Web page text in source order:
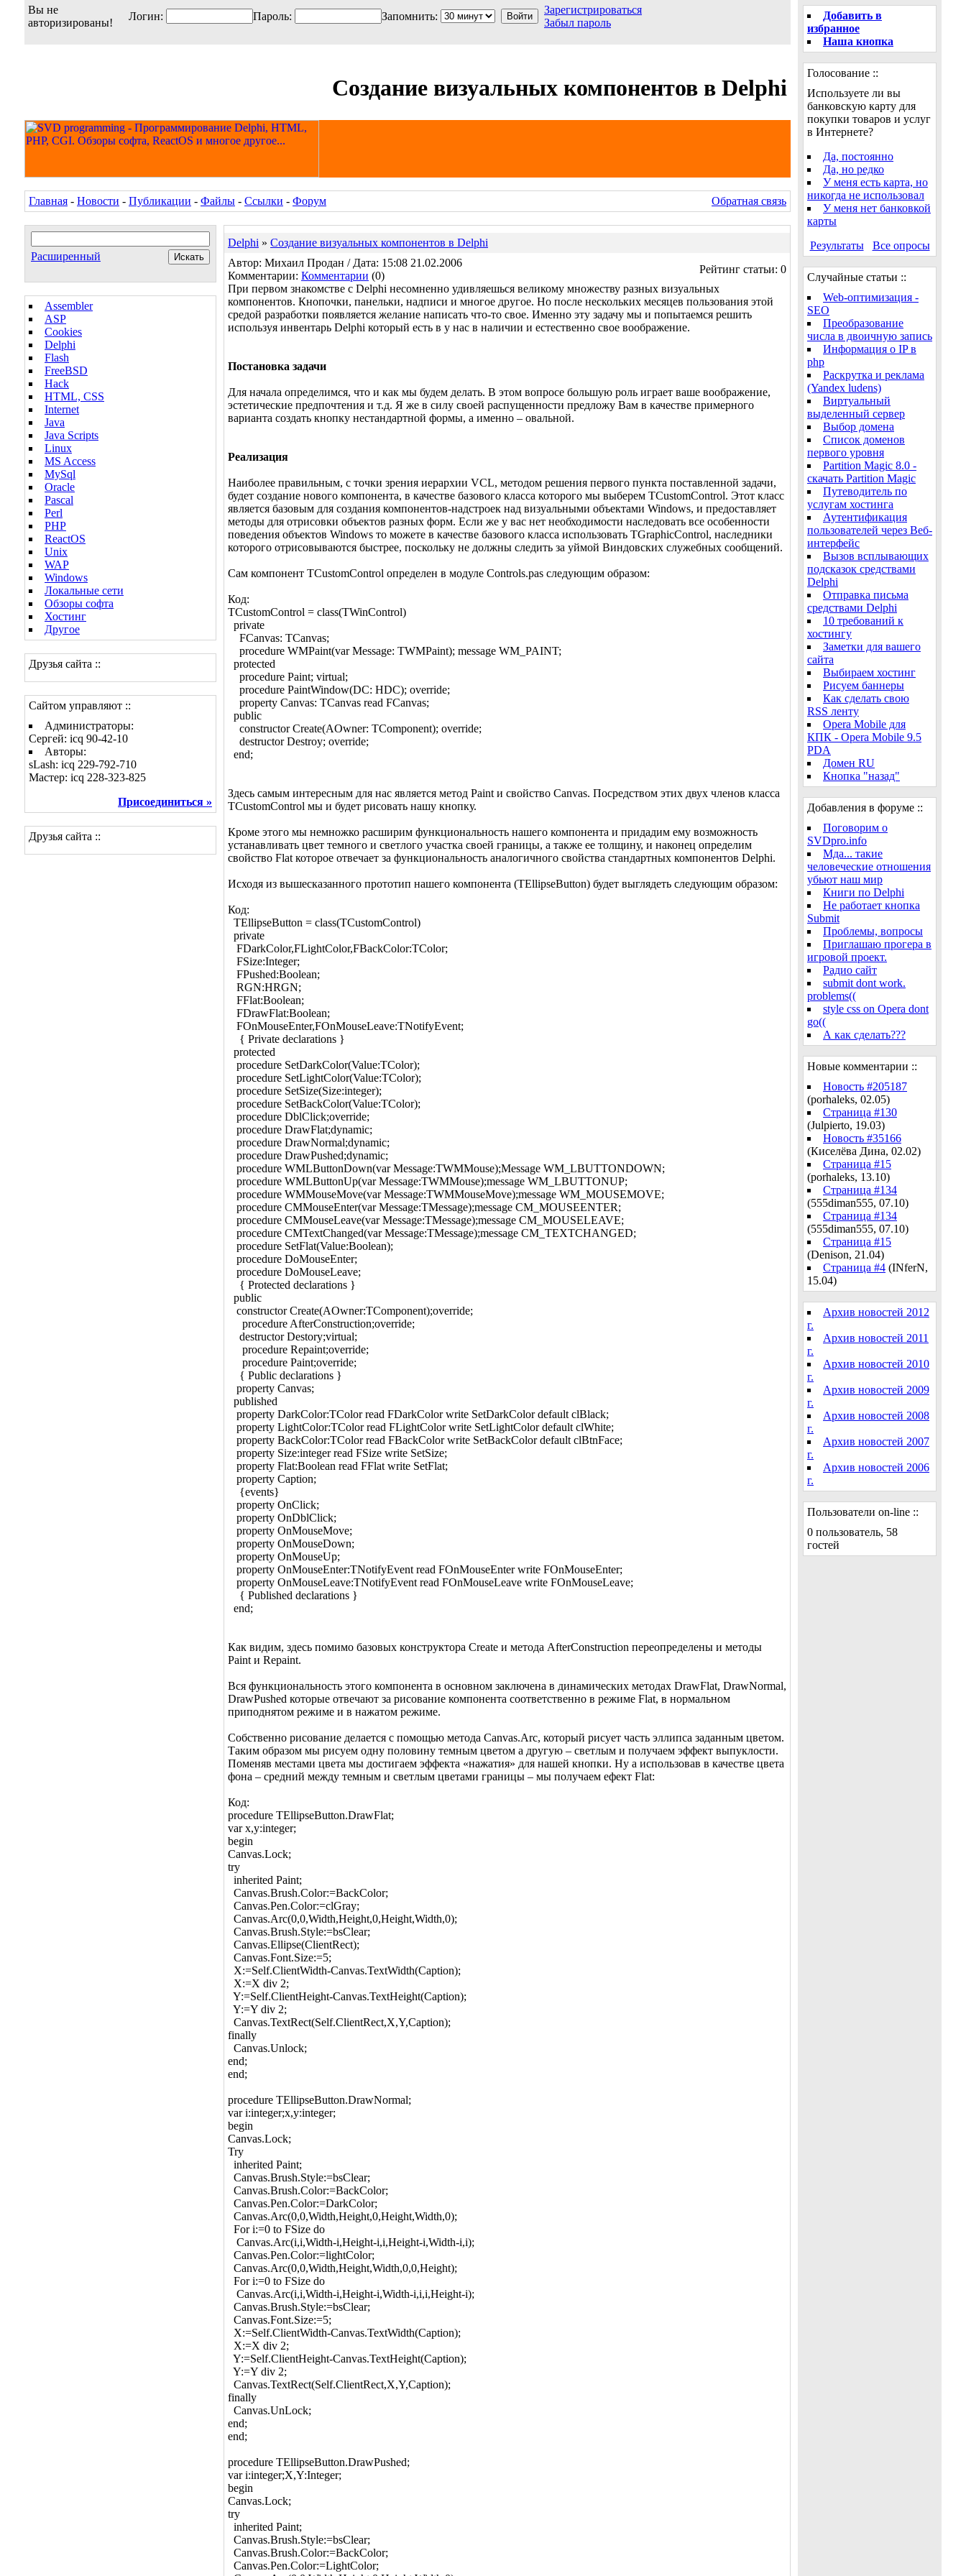
Вы не
авторизированы!
Логин: Пароль: Запомнить:
Зарегистрироваться
Забыл пароль
Создание визуальных компонентов в Delphi
Главная - Новости - Публикации - Файлы - Ссылки - Форум Обратная связь
Расширенный
Assembler
ASP
Cookies
Delphi
Flash
FreeBSD
Hack
HTML, CSS
Internet
Java
Java Scripts
Linux
MS Access
MySql
Oracle
Pascal
Perl
PHP
ReactOS
Unix
WAP
Windows
Локальные сети
Обзоры софта
Хостинг
Другое
Друзья сайта ::
Сайтом управляют ::
Администраторы:
Сергей: icq 90-42-10
Авторы:
sLash: icq 229-792-710
Мастер: icq 228-323-825
Присоединиться »
Друзья сайта ::
Delphi » Создание визуальных компонентов в Delphi
Автор: Михаил Продан / Дата: 15:08 21.02.2006
Комментарии: Комментарии (0)
Рейтинг статьи: 0
При первом знакомстве с Delphi несомненно удивляешься великому множеству разных визуальных
компонентов. Кнопочки, панельки, надписи и многое другое. Но после нескольких месяцев пользования этой
средой разработки появляется желание написать что-то свое. Именно эту задачу мы и попытаемся решить
используя инвентарь Delphi который есть в у нас в наличии и естественно свое воображение.
Постановка задачи
Для начала определимся, что и как мы будем делать. В этом вопросе большую роль играет ваше воображение,
эстетические предпочтения и т.д. Я же в силу своей распущенности предложу Вам в качестве примерного
варианта создать кнопку нестандартной формы, а именно – овальной.
Реализация
Наиболее правильным, с точки зрения иерархии VCL, методом решения первого пункта поставленной задачи,
будет создание нового компонента, в качестве базового класса которого мы выберем TCustomControl. Этот класс
является базовым для создания компонентов-надстроек над визуальными объектами Windows, и предоставляет
методы для отрисовки объектов разных форм. Если же у вас нет необходимости наследовать все особенности
поведения объектов Windows то можете в качестве базового класса использовать TGraphicControl, наследники
которого отрисовываются быстрее, поскольку не должны следить за уймой Виндовских служебных сообщений.
Сам компонент TCustomControl определен в модуле Controls.pas следующим образом:
Код:
TCustomControl = class(TWinControl)
private
FCanvas: TCanvas;
procedure WMPaint(var Message: TWMPaint); message WM_PAINT;
protected
procedure Paint; virtual;
procedure PaintWindow(DC: HDC); override;
property Canvas: TCanvas read FCanvas;
public
constructor Create(AOwner: TComponent); override;
destructor Destroy; override;
end;
Здесь самым интересным для нас является метод Paint и свойство Canvas. Посредством этих двух членов класса
TCustomControl мы и будет рисовать нашу кнопку.
Кроме этого мы немножко расширим функциональность нашего компонента и придадим ему возможность
устанавливать цвет темного и светлого участка своей границы, а также ее толщину, и наконец определим
свойство Flat которое отвечает за функциональность аналогичного свойства стандартных компонентов Delphi.
Исходя из вышесказанного прототип нашего компонента (TEllipseButton) будет выглядеть следующим образом:
Код:
TEllipseButton = class(TCustomControl)
private
FDarkColor,FLightColor,FBackColor:TColor;
FSize:Integer;
FPushed:Boolean;
RGN:HRGN;
FFlat:Boolean;
FDrawFlat:Boolean;
FOnMouseEnter,FOnMouseLeave:TNotifyEvent;
{ Private declarations }
protected
procedure SetDarkColor(Value:TColor);
procedure SetLightColor(Value:TColor);
procedure SetSize(Size:integer);
procedure SetBackColor(Value:TColor);
procedure DblClick;override;
procedure DrawFlat;dynamic;
procedure DrawNormal;dynamic;
procedure DrawPushed;dynamic;
procedure WMLButtonDown(var Message:TWMMouse);Message WM_LBUTTONDOWN;
procedure WMLButtonUp(var Message:TWMMouse);message WM_LBUTTONUP;
procedure WMMouseMove(var Message:TWMMouseMove);message WM_MOUSEMOVE;
procedure CMMouseEnter(var Message:TMessage);message CM_MOUSEENTER;
procedure CMMouseLeave(var Message:TMessage);message CM_MOUSELEAVE;
procedure CMTextChanged(var Message:TMessage);message CM_TEXTCHANGED;
procedure SetFlat(Value:Boolean);
procedure DoMouseEnter;
procedure DoMouseLeave;
{ Protected declarations }
public
constructor Create(AOwner:TComponent);override;
procedure AfterConstruction;override;
destructor Destory;virtual;
procedure Repaint;override;
procedure Paint;override;
{ Public declarations }
property Canvas;
published
property DarkColor:TColor read FDarkColor write SetDarkColor default clBlack;
property LightColor:TColor read FLightColor write SetLightColor default clWhite;
property BackColor:TColor read FBackColor write SetBackColor default clBtnFace;
property Size:integer read FSize write SetSize;
property Flat:Boolean read FFlat write SetFlat;
property Caption;
{events}
property OnClick;
property OnDblClick;
property OnMouseMove;
property OnMouseDown;
property OnMouseUp;
property OnMouseEnter:TNotifyEvent read FOnMouseEnter write FOnMouseEnter;
property OnMouseLeave:TNotifyEvent read FOnMouseLeave write FOnMouseLeave;
{ Published declarations }
end;
Как видим, здесь помимо базовых конструктора Create и метода AfterConstruction переопределены и методы
Paint и Repaint.
Вся функциональность этого компонента в основном заключена в динамических методах DrawFlat, DrawNormal,
DrawPushed которые отвечают за рисование компонента соответственно в режиме Flat, в нормальном
приподнятом режиме и в нажатом режиме.
Собственно рисование делается с помощью метода Canvas.Arc, который рисует часть эллипса заданным цветом.
Таким образом мы рисуем одну половину темным цветом а другую – светлым и получаем эффект выпуклости.
Поменяв местами цвета мы достигаем эффекта «нажатия» для нашей кнопки. Ну а использовав в качестве цвета
фона – средний между темным и светлым цветами границы – мы получаем ефект Flat:
Код:
procedure TEllipseButton.DrawFlat;
var x,y:integer;
begin
Canvas.Lock;
try
inherited Paint;
Canvas.Brush.Color:=BackColor;
Canvas.Pen.Color:=clGray;
Canvas.Arc(0,0,Width,Height,0,Height,Width,0);
Canvas.Brush.Style:=bsClear;
Canvas.Ellipse(ClientRect);
Canvas.Font.Size:=5;
X:=Self.ClientWidth-Canvas.TextWidth(Caption);
X:=X div 2;
Y:=Self.ClientHeight-Canvas.TextHeight(Caption);
Y:=Y div 2;
Canvas.TextRect(Self.ClientRect,X,Y,Caption);
finally
Canvas.Unlock;
end;
end;
procedure TEllipseButton.DrawNormal;
var i:integer;x,y:integer;
begin
Canvas.Lock;
Try
inherited Paint;
Canvas.Brush.Style:=bsClear;
Canvas.Brush.Color:=BackColor;
Canvas.Pen.Color:=DarkColor;
Canvas.Arc(0,0,Width,Height,0,Height,Width,0);
For i:=0 to FSize do
Canvas.Arc(i,i,Width-i,Height-i,i,Height-i,Width-i,i);
Canvas.Pen.Color:=lightColor;
Canvas.Arc(0,0,Width,Height,Width,0,0,Height);
For i:=0 to FSize do
Canvas.Arc(i,i,Width-i,Height-i,Width-i,i,i,Height-i);
Canvas.Brush.Style:=bsClear;
Canvas.Font.Size:=5;
X:=Self.ClientWidth-Canvas.TextWidth(Caption);
X:=X div 2;
Y:=Self.ClientHeight-Canvas.TextHeight(Caption);
Y:=Y div 2;
Canvas.TextRect(Self.ClientRect,X,Y,Caption);
finally
Canvas.UnLock;
end;
end;
procedure TEllipseButton.DrawPushed;
var i:integer;X,Y:Integer;
begin
Canvas.Lock;
try
inherited Paint;
Canvas.Brush.Style:=bsClear;
Canvas.Brush.Color:=BackColor;
Canvas.Pen.Color:=LightColor;
Добавить в
избранное
Наша кнопка
Голосование ::
Используете ли вы
банковскую карту для
покупки товаров и услуг
в Интернете?
Да, постоянно
Да, но редко
У меня есть карта, но
никогда не использовал
У меня нет банковкой
карты
Результаты
Все опросы
Случайные статьи ::
Web-оптимизация -
SEO
Преобразование
числа в двоичную запись
Информация о IP в
php
Раскрутка и реклама
(Yandex ludens)
Виртуальный
выделенный сервер
Выбор домена
Список доменов
первого уровня
Partition Magic 8.0 -
скачать Partition Magic
Путеводитель по
услугам хостинга
Аутентификация
пользователей через Веб-
интерфейс
Вызов всплывающих
подсказок средствами
Delphi
Отправка письма
средствами Delphi
10 требований к
хостингу
Заметки для вашего
сайта
Выбираем хостинг
Рисуем баннеры
Как сделать свою
RSS ленту
Opera Mobile для
КПК - Opera Mobile 9.5
PDA
Домен RU
Кнопка "назад"
Добавления в форуме ::
Поговорим о
SVDpro.info
Мда... такие
человеческие отношения
убьют наш мир
Книги по Delphi
Не работает кнопка
Submit
Проблемы, вопросы
Приглашаю прогера в
игровой проект.
Радио сайт
submit dont work.
problems((
style css on Opera dont
go((
А как сделать???
Новые комментарии ::
Новость #205187
(porhaleks, 02.05)
Страница #130
(Julpierto, 19.03)
Новость #35166
(Киселёва Дина, 02.02)
Страница #15
(porhaleks, 13.10)
Страница #134
(555diman555, 07.10)
Страница #134
(555diman555, 07.10)
Страница #15
(Denison, 21.04)
Страница #4 (INferN,
15.04)
Архив новостей 2012
г.
Архив новостей 2011
г.
Архив новостей 2010
г.
Архив новостей 2009
г.
Архив новостей 2008
г.
Архив новостей 2007
г.
Архив новостей 2006
г.
Пользователи on-line ::
0 пользователь, 58
гостей